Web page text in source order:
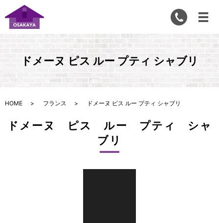
ドメーヌ ピス ルー プティ シャブリ
HOME フランス ドメーヌ ピス ルー プティ シャブリ
ドメーヌ ピス ルー プティ シャ
ブリ